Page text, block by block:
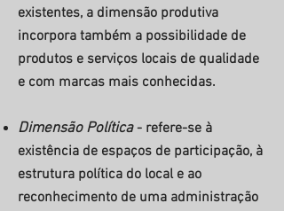
existentes, a dimensão produtiva
incorpora também a possibilidade de
produtos e serviços locais de qualidade
e com marcas mais conhecidas.
Dimensão Política- refere-se à
existência de espaços de participação, à
estrutura política do local e ao
reconhecimento de uma administração